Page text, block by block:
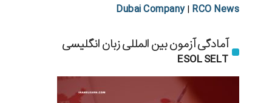
Dubai Company| RCO News
آمادگی آزمون بین المللی زبان انگلیسی
ESOL SELT